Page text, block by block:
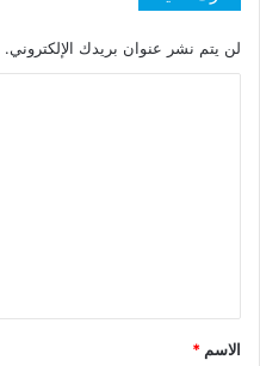
لن يتم نشر عنوان بريدك الإلكتروني.
*
الاسم *